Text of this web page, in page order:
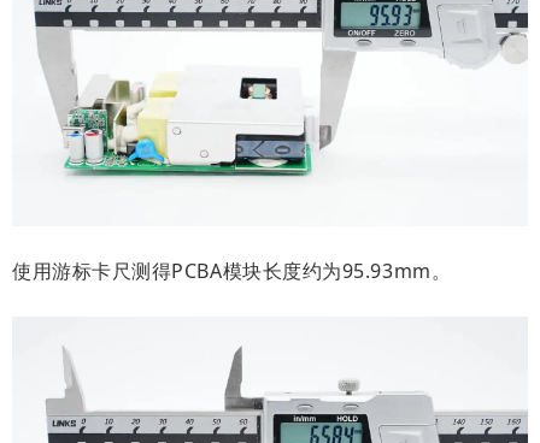
使用游标卡尺测得PCBA模块长度约为95.93mm。